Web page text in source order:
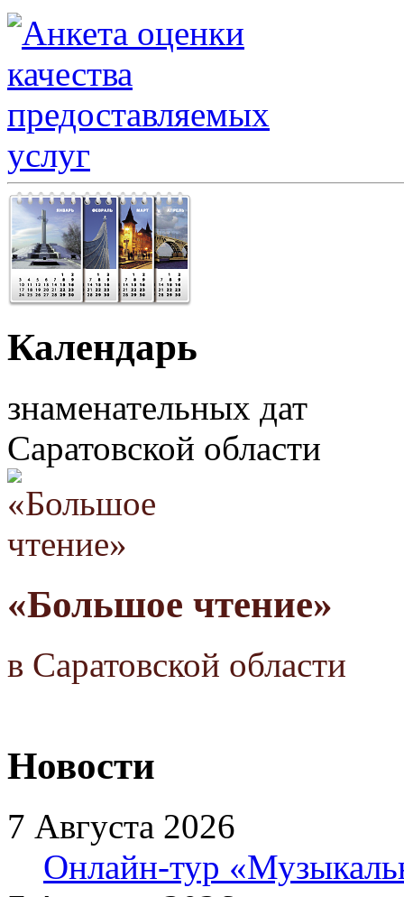
Календарь
знаменательных дат
Саратовской области
«Большое чтение»
в Саратовской области
Новости
7 Августа 2026
Онлайн-тур